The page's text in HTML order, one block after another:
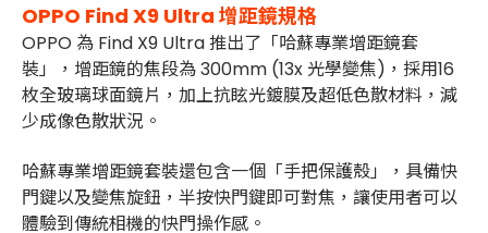
OPPO Find X9 Ultra 增距鏡規格
OPPO 為 Find X9 Ultra 推出了「哈蘇專業增距鏡套
裝」，增距鏡的焦段為 300mm (13x 光學變焦)，採用16
枚全玻璃球面鏡片，加上抗眩光鍍膜及超低色散材料，減
少成像色散狀況。
哈蘇專業增距鏡套裝還包含一個「手把保護殼」，具備快
門鍵以及變焦旋鈕，半按快門鍵即可對焦，讓使用者可以
體驗到傳統相機的快門操作感。